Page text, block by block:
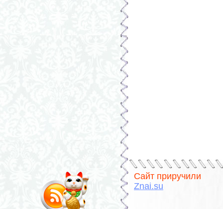
Сайт приручили
Znai.su